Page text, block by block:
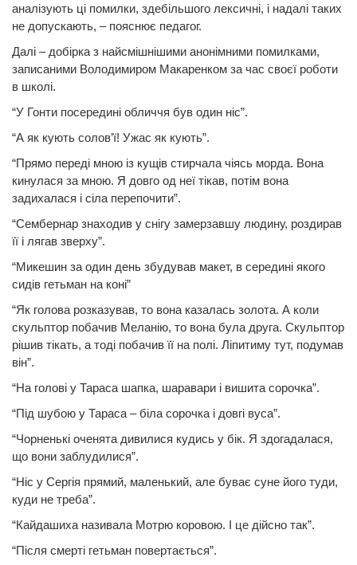
аналізують ці помилки, здебільшого лексичні, і надалі таких
не допускають, – пояснює педагог.
Далі – добірка з найсмішнішими анонімними помилками,
записаними Володимиром Макаренком за час своєї роботи
в школі.
“У Гонти посередині обличчя був один ніс”.
“А як кують солов’ї! Ужас як кують”.
“Прямо переді мною із кущів стирчала чіясь морда. Вона
кинулася за мною. Я довго од неї тікав, потім вона
задихалася і сіла перепочити”.
“Сембернар знаходив у снігу замерзавшу людину, роздирав
її і лягав зверху”.
“Микешин за один день збудував макет, в середині якого
сидів гетьман на коні”
“Як голова розказував, то вона казалась золота. А коли
скульптор побачив Меланію, то вона була друга. Скульптор
рішив тікать, а тоді побачив її на полі. Ліпитиму тут, подумав
він”.
“На голові у Тараса шапка, шаравари і вишита сорочка”.
“Під шубою у Тараса – біла сорочка і довгі вуса”.
“Чорненькі оченята дивилися кудись у бік. Я здогадалася,
що вони заблудилися”.
“Ніс у Сергія прямий, маленький, але буває суне його туди,
куди не треба”.
“Кайдашиха називала Мотрю коровою. І це дійсно так”.
“Після смерті гетьман повертається”.